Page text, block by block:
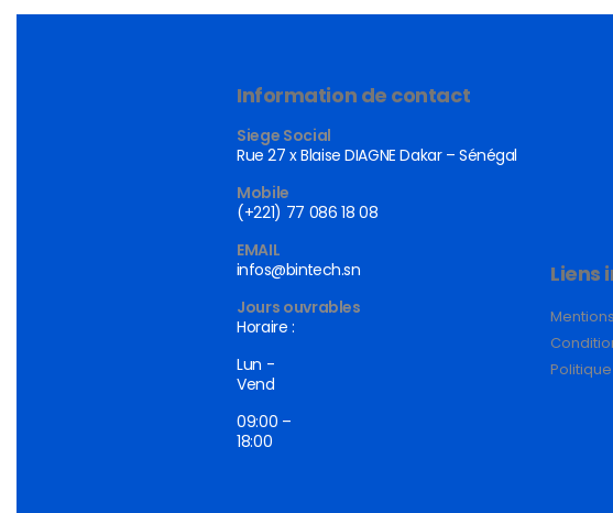
Information de contact
Siege Social
Rue 27 x Blaise DIAGNE Dakar – Sénégal
Mobile
(+221) 77 086 18 08
EMAIL
infos@bintech.sn
Jours ouvrables
Horaire :
Lun -
Vend
09:00 –
18:00
Liens